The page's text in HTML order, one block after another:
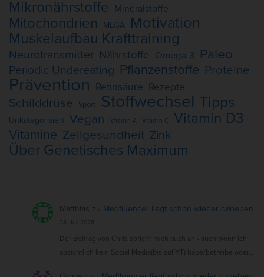
Mikronährstoffe Mineralstoffe
Mitochondrien MLGA Motivation
Muskelaufbau Krafttraining
Neurotransmitter Nährstoffe Omega 3 Paleo
Periodic Undereating Pflanzenstoffe Proteine
Prävention Retinsäure Rezepte
Schilddrüse Sport Stoffwechsel Tipps
Unkategorisiert Vegan Vitamin A Vitamin C Vitamin D3
Vitamine Zellgesundheit Zink
Über Genetisches Maximum
Matthias zu Medfluencer liegt schon wieder daneben
28. Juli 2026
Der Beitrag von Chris spricht mich auch an - auch wenn ich
absichtlich kein Social Media(bis auf YT) habe/betreibe oder…